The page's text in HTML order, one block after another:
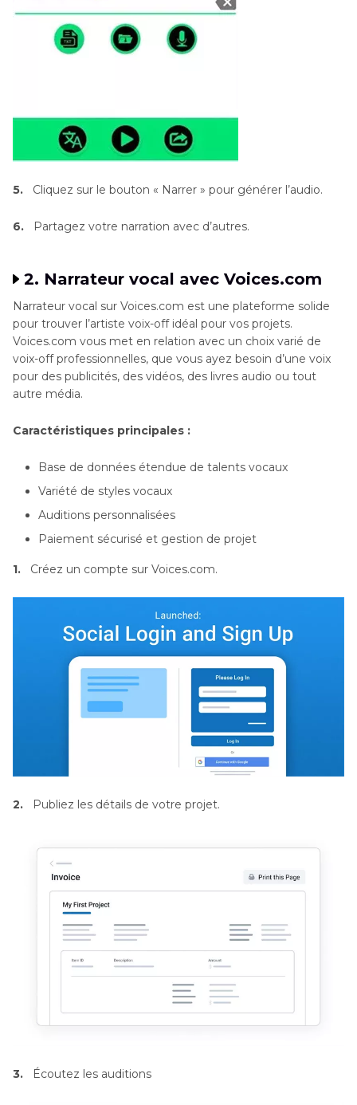
5. Cliquez sur le bouton « Narrer » pour générer l’audio.
6. Partagez votre narration avec d’autres.
2. Narrateur vocal avec Voices.com
Narrateur vocal sur Voices.com est une plateforme solide
pour trouver l’artiste voix-off idéal pour vos projets.
Voices.com vous met en relation avec un choix varié de
voix-off professionnelles, que vous ayez besoin d’une voix
pour des publicités, des vidéos, des livres audio ou tout
autre média.
Caractéristiques principales :
Base de données étendue de talents vocaux
Variété de styles vocaux
Auditions personnalisées
Paiement sécurisé et gestion de projet
1. Créez un compte sur Voices.com.
2. Publiez les détails de votre projet.
3. Écoutez les auditions